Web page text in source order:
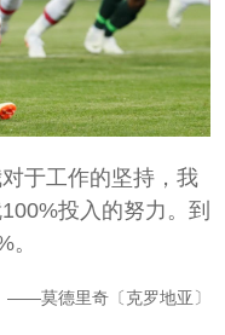
于工作的坚持，我
投入的努力。到
——莫德里奇〔克罗地亚〕